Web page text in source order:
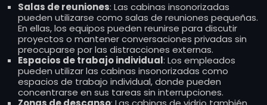
Salas de reuniones: Las cabinas insonorizadas
pueden utilizarse como salas de reuniones pequeñas.
En ellas, los equipos pueden reunirse para discutir
proyectos o mantener conversaciones privadas sin
preocuparse por las distracciones externas.
Espacios de trabajo individual: Los empleados
pueden utilizar las cabinas insonorizadas como
espacios de trabajo individual, donde pueden
concentrarse en sus tareas sin interrupciones.